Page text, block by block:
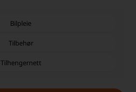
Bilpleie
Tilbehør
Tilhengernett